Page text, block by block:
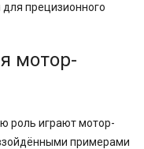
прецизионного
мотор-
роль играют мотор-
примерами